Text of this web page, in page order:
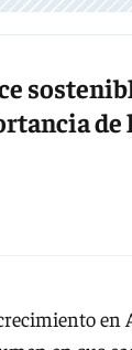
de
en